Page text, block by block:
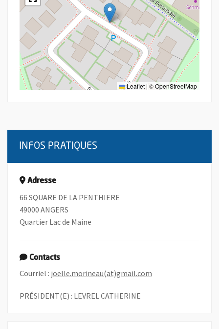
Leaflet | ©OpenStreetMap
INFOS PRATIQUES
Adresse
66 SQUARE DE LA PENTHIERE
49000 ANGERS
Quartier Lac de Maine
Contacts
Courriel : joelle.morineau(at)gmail.com
PRÉSIDENT(E) : LEVREL CATHERINE